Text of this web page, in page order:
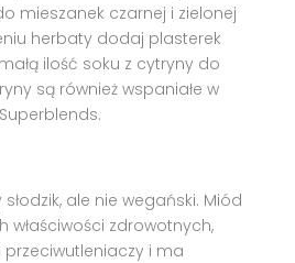
mieszanek czarnej i zielonej
herbaty dodaj plasterek
ilość soku z cytryny do
są również wspaniałe w
ale nie wegański. Miód
właściwości zdrowotnych,
przeciwutleniaczy i ma